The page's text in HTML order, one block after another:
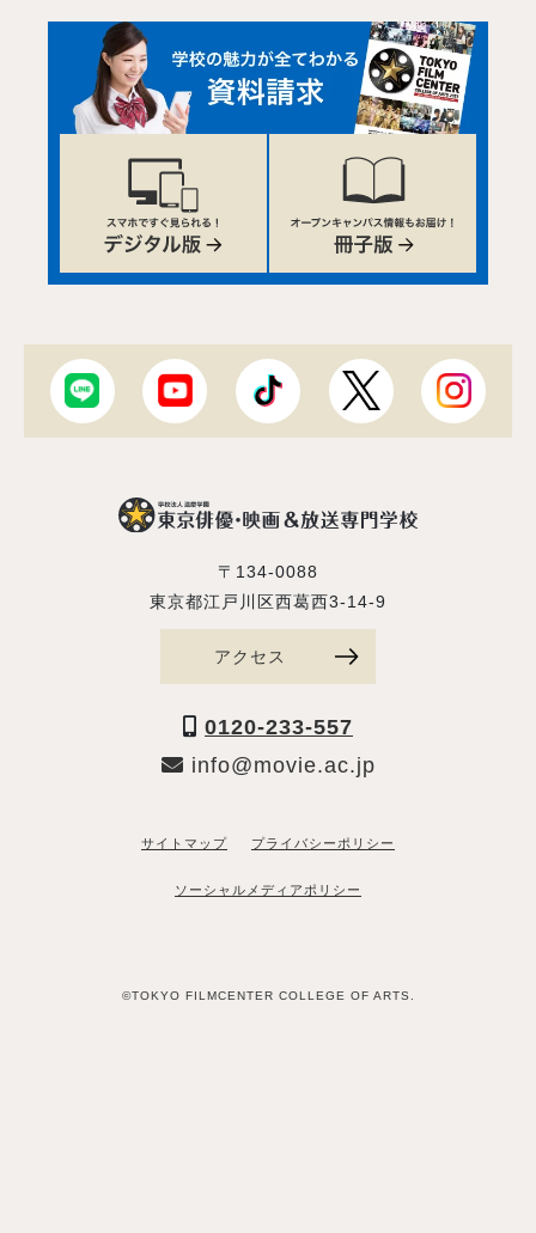
〒134-0088
東京都江戸川区西葛西3-14-9
アクセス
0120-233-557
info@movie.ac.jp
サイトマップ プライバシーポリシー
ソーシャルメディアポリシー
©TOKYO FILMCENTER COLLEGE OF ARTS.